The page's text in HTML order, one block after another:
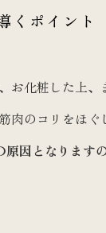
くポイント
お化粧した上
肉のコリをほ
因となります